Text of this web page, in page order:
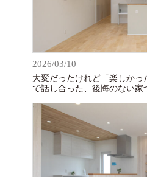
2026/03/10
大変だったけれど「楽しかっ
で話し合った、後悔のない家